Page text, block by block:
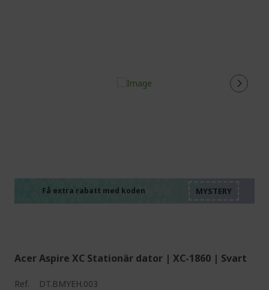
Få extra rabatt med koden
Acer Aspire XC Stationär dator | XC-1860 | Svart
Ref. DT.BMYEH.003